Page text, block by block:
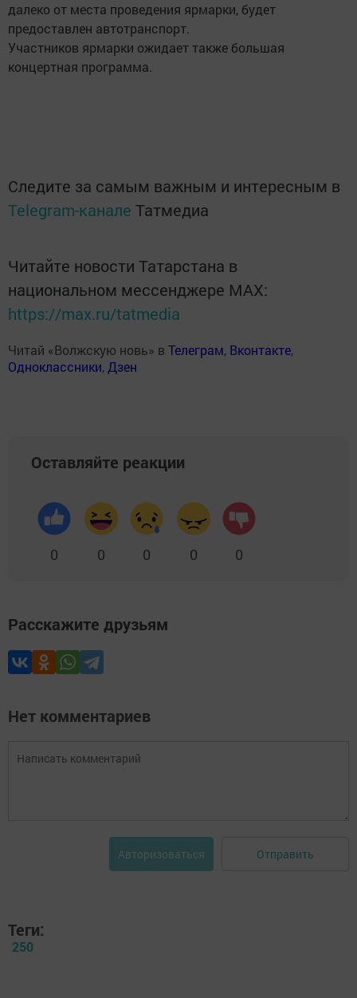
далеко от места проведения ярмарки, будет
предоставлен автотранспорт.
Участников ярмарки ожидает также большая
концертная программа.
Следите за самым важным и интересным в
Telegram-канале Татмедиа
Читайте новости Татарстана в
национальном мессенджере MАХ:
https://max.ru/tatmedia
Читай «Волжскую новь» в Телеграм, Вконтакте,
Одноклассники,Дзен
Оставляйте реакции
0 0 0 0 0
Расскажите друзьям
Нет комментариев
Авторизоваться Отправить
Теги:
250